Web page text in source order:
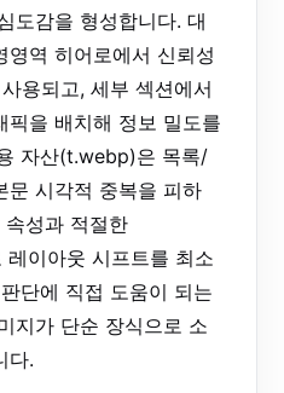
도감을 형성합니다. 대
역 히어로에서 신뢰성
용되고, 세부 섹션에서
픽을 배치해 정보 밀도를
자산(t.webp)은 목록/
문 시각적 중복을 피하
성과 적절한
이아웃 시프트를 최소
단에 직접 도움이 되는
지가 단순 장식으로 소
다.